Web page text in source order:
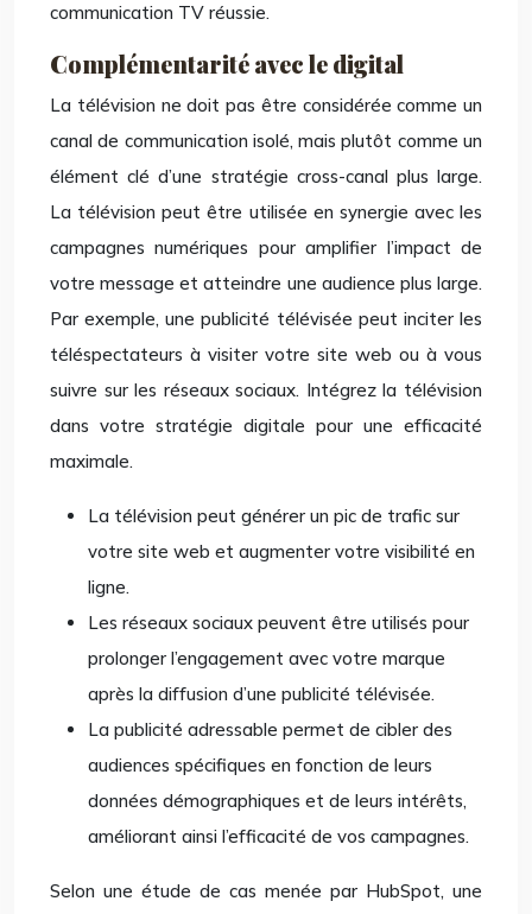
communication TV réussie.
Complémentarité avec le digital
La télévision ne doit pas être considérée comme un
canal de communication isolé, mais plutôt comme un
élément clé d’une stratégie cross-canal plus large.
La télévision peut être utilisée en synergie avec les
campagnes numériques pour amplifier l’impact de
votre message et atteindre une audience plus large.
Par exemple, une publicité télévisée peut inciter les
téléspectateurs à visiter votre site web ou à vous
suivre sur les réseaux sociaux. Intégrez la télévision
dans votre stratégie digitale pour une efficacité
maximale.
La télévision peut générer un pic de trafic sur
votre site web et augmenter votre visibilité en
ligne.
Les réseaux sociaux peuvent être utilisés pour
prolonger l’engagement avec votre marque
après la diffusion d’une publicité télévisée.
La publicité adressable permet de cibler des
audiences spécifiques en fonction de leurs
données démographiques et de leurs intérêts,
améliorant ainsi l’efficacité de vos campagnes.
Selon une étude de cas menée par HubSpot, une